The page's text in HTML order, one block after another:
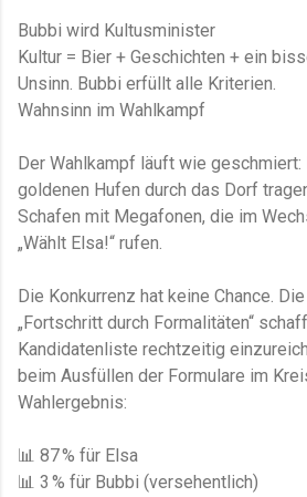
Bubbi wird Kultusminister
Kultur = Bier + Geschichten + ein
Unsinn. Bubbi erfüllt alle Kriterien.
Wahnsinn im Wahlkampf
Der Wahlkampf läuft wie
goldenen Hufen durch das Dorf
Schafen mit Megafonen, die im
„Wählt Elsa!“ rufen.
Die Konkurrenz hat keine Chance.
„Fortschritt durch Formalitäten“
Kandidatenliste rechtzeitig
beim Ausfüllen der Formulare im
Wahlergebnis:
📊 87 % für Elsa
📊 3 % für Bubbi (versehentlich)